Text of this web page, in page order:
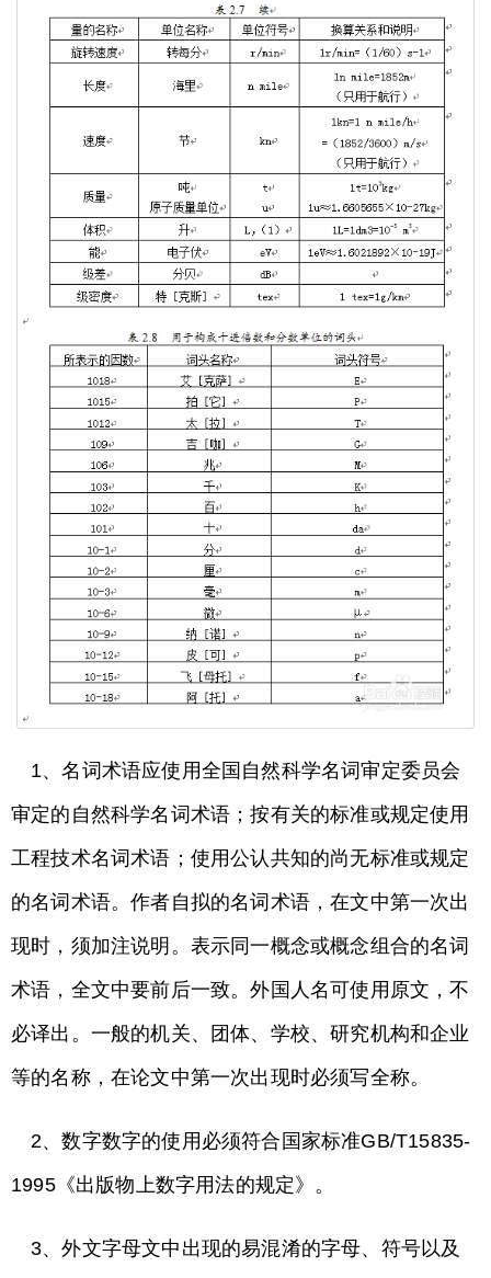
1、名词术语应使用全国自然科学名词审定委员会
审定的自然科学名词术语；按有关的标准或规定使用
工程技术名词术语；使用公认共知的尚无标准或规定
的名词术语。作者自拟的名词术语，在文中第一次出
现时，须加注说明。表示同一概念或概念组合的名词
术语，全文中要前后一致。外国人名可使用原文，不
必译出。一般的机关、团体、学校、研究机构和企业
等的名称，在论文中第一次出现时必须写全称。
2、数字数字的使用必须符合国家标准GB/T15835-
1995《出版物上数字用法的规定》。
3、外文字母文中出现的易混淆的字母、符号以及